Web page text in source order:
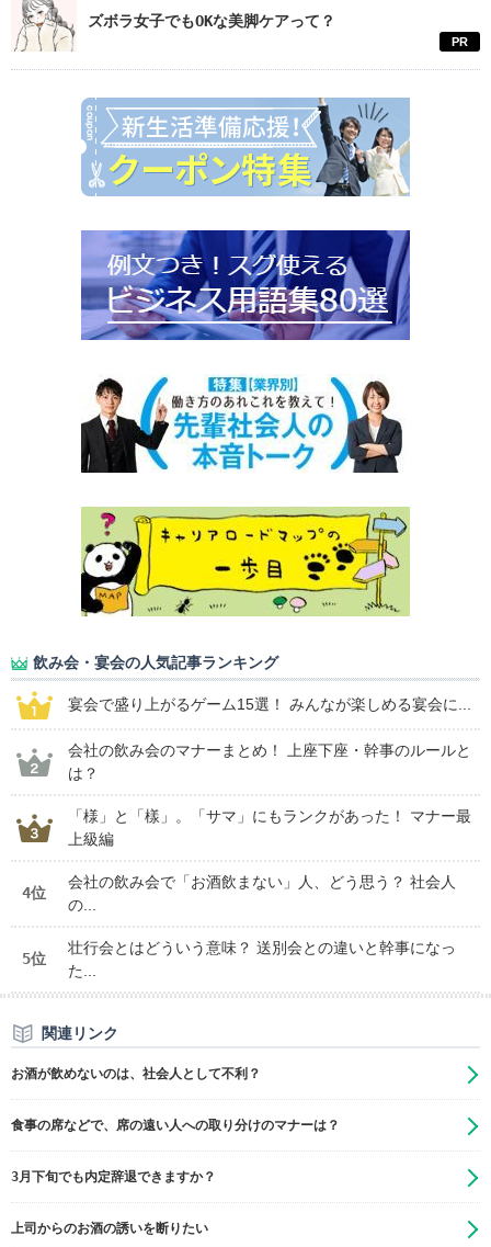
ズボラ女子でもOKな美脚ケアって？
PR
飲み会・宴会の人気記事ランキング
宴会で盛り上がるゲーム15選！ みんなが楽しめる宴会に...
会社の飲み会のマナーまとめ！ 上座下座・幹事のルールと
は？
「様」と「樣」。「サマ」にもランクがあった！ マナー最
上級編
4位
会社の飲み会で「お酒飲まない」人、どう思う？ 社会人
の...
5位
壮行会とはどういう意味？ 送別会との違いと幹事になっ
た...
関連リンク
お酒が飲めないのは、社会人として不利？
食事の席などで、席の遠い人への取り分けのマナーは？
3月下旬でも内定辞退できますか？
上司からのお酒の誘いを断りたい